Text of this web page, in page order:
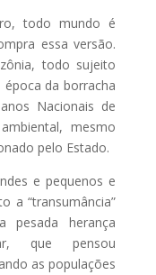
todo mundo é
essa versão.
todo sujeito
da borracha
Nacionais de
mesmo
pelo Estado.
e pequenos e
a “transumância”
pesada herança
que pensou
as populações